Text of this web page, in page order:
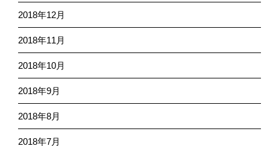
2018年12月
2018年11月
2018年10月
2018年9月
2018年8月
2018年7月